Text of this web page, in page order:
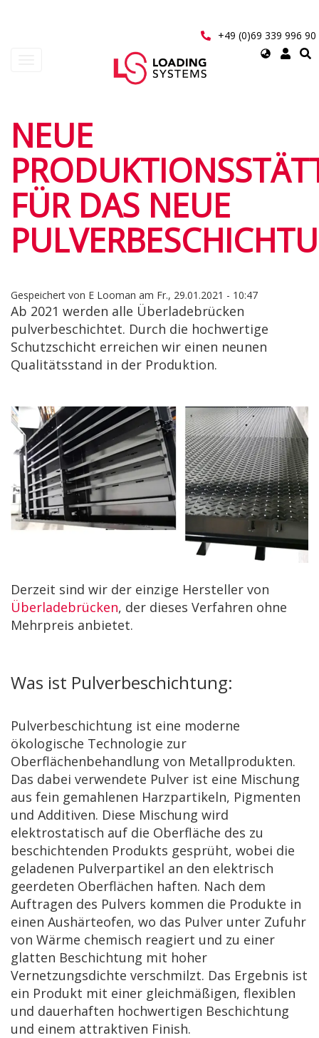
+49 (0)69 339 996 90
Select
User
account
menu
aktivieren/deaktivieren
NEUE
FÜR DAS NEUE
Gespeichert von E Looman am Fr., 29.01.2021 - 10:47
Ab 2021 werden alle Überladebrücken
pulverbeschichtet. Durch die hochwertige
Schutzschicht erreichen wir einen neunen
Qualitätsstand in der Produktion.
Derzeit sind wir der einzige Hersteller von
Überladebrücken, der dieses Verfahren ohne
Mehrpreis anbietet.
Was ist Pulverbeschichtung:
Pulverbeschichtung ist eine moderne
ökologische Technologie zur
Oberflächenbehandlung von Metallprodukten.
Das dabei verwendete Pulver ist eine Mischung
aus fein gemahlenen Harzpartikeln, Pigmenten
und Additiven. Diese Mischung wird
elektrostatisch auf die Oberfläche des zu
beschichtenden Produkts gesprüht, wobei die
geladenen Pulverpartikel an den elektrisch
geerdeten Oberflächen haften. Nach dem
Auftragen des Pulvers kommen die Produkte in
einen Aushärteofen, wo das Pulver unter Zufuhr
von Wärme chemisch reagiert und zu einer
glatten Beschichtung mit hoher
Vernetzungsdichte verschmilzt. Das Ergebnis ist
ein Produkt mit einer gleichmäßigen, flexiblen
und dauerhaften hochwertigen Beschichtung
und einem attraktiven Finish.